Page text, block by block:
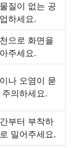
질이 없는 공
하세요.
으로 화면을
주세요.
나 오염이 묻
의하세요.
부터 부착하
밀어주세요.